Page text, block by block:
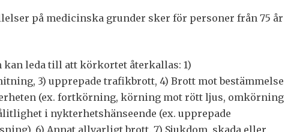
på medicinska grunder sker för personer från 75 år
kan leda till att körkortet återkallas: 1)
3) upprepade trafikbrott, 4) Brott mot bestämmelse
(ex. fortkörning, körning mot rött ljus, omkörning
i nykterhetshänseende (ex. upprepade